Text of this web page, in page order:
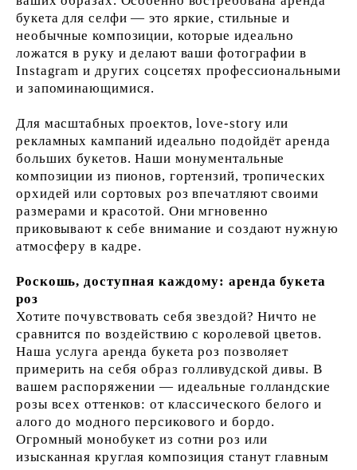
букета для селфи — это яркие, стильные и
необычные композиции, которые идеально
ложатся в руку и делают ваши фотографии в
Instagram и других соцсетях профессиональными
и запоминающимися.
Для масштабных проектов, love-story или
рекламных кампаний идеально подойдёт аренда
больших букетов. Наши монументальные
композиции из пионов, гортензий, тропических
орхидей или сортовых роз впечатляют своими
размерами и красотой. Они мгновенно
приковывают к себе внимание и создают нужную
атмосферу в кадре.
Роскошь, доступная каждому: аренда букета
роз
Хотите почувствовать себя звездой? Ничто не
сравнится по воздействию с королевой цветов.
Наша услуга аренда букета роз позволяет
примерить на себя образ голливудской дивы. В
вашем распоряжении — идеальные голландские
розы всех оттенков: от классического белого и
алого до модного персикового и бордо.
Огромный монобукет из сотни роз или
изысканная круглая композиция станут главным